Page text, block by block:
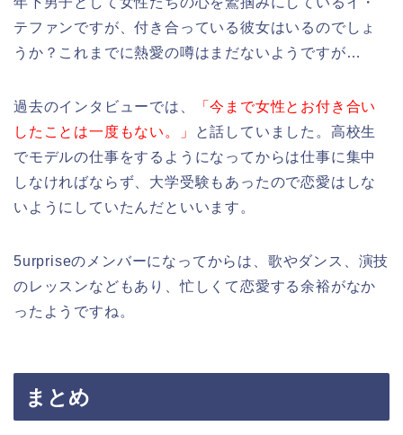
テファンですが、付き合っている彼女はいるのでしょ
うか？これまでに熱愛の噂はまだないようですが…
過去のインタビューでは、
「今まで女性とお付き合い
したことは一度もない。」
と話していました。高校生
でモデルの仕事をするようになってからは仕事に集中
しなければならず、大学受験もあったので恋愛はしな
いようにしていたんだといいます。
5urpriseのメンバーになってからは、歌やダンス、演技
のレッスンなどもあり、忙しくて恋愛する余裕がなか
ったようですね。
まとめ